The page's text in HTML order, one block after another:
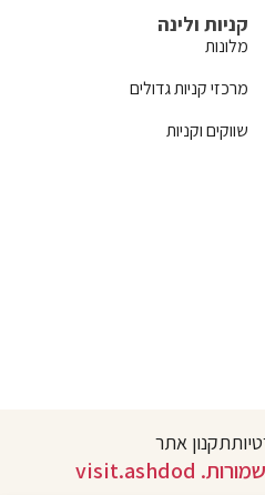
קניות ולינה
מלונות
מרכזי קניות גדולים
שווקים וקניות
תקנון אתר